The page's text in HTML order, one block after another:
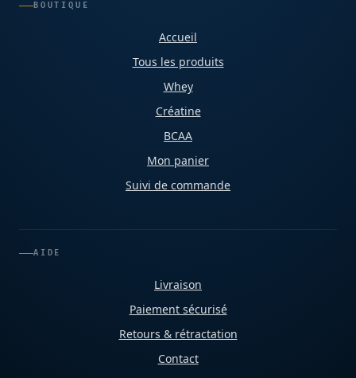
BOUTIQUE
Accueil
Tous les produits
Whey
Créatine
BCAA
Mon panier
Suivi de commande
AIDE
Livraison
Paiement sécurisé
Retours & rétractation
Contact